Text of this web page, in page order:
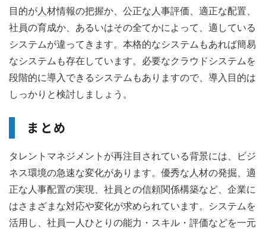
目的が人材情報の把握か、公正な人事評価、適正な配置、
社員の育成か、あるいはその全てかによって、適している
システムが違ってきます。本格的なシステムもあれば簡易
なシステムも存在しています。必要なクラウドシステムを
段階的に導入できるシステムもありますので、導入目的は
しっかりと検討しましょう。
まとめ
タレントマネジメントが再注目されている背景には、ビジ
ネス環境の急速な変化があります。優秀な人材の発掘、適
正な人事配置の実現、社員との信頼関係構築など、企業に
はさまざまな対応や変化が求められています。システムを
活用し、社員一人ひとりの能力・スキル・評価などを一元